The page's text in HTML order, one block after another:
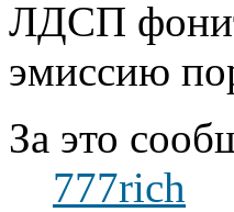
ЛДСП
эмиссию
За это
777rich